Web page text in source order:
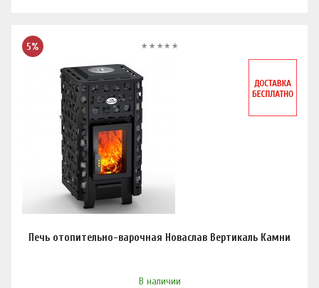
5%
Печь отопительно-варочная Новаслав Вертикаль Камни
В наличии